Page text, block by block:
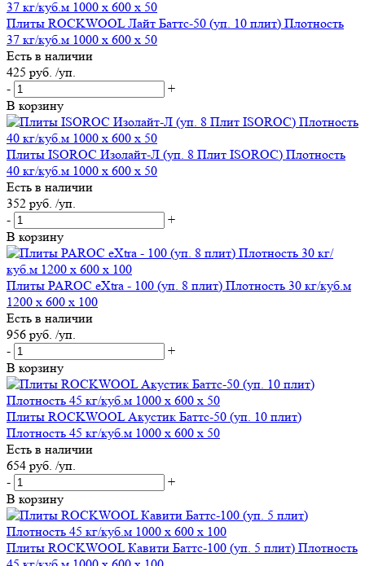
Плиты ROCKWOOL Лайт Баттс-50 (уп. 10 плит) Плотность
37 кг/куб.м 1000 х 600 х 50
Есть в наличии
425 руб. /уп.
-
+
В корзину
Плиты ISOROC Изолайт-Л (уп. 8 Плит ISOROC) Плотность
40 кг/куб.м 1000 х 600 х 50
Есть в наличии
352 руб. /уп.
-
+
В корзину
Плиты PAROC eXtra - 100 (уп. 8 плит) Плотность 30 кг/куб.м
1200 x 600 x 100
Есть в наличии
956 руб. /уп.
-
+
В корзину
Плиты ROCKWOOL Акустик Баттс-50 (уп. 10 плит)
Плотность 45 кг/куб.м 1000 х 600 х 50
Есть в наличии
654 руб. /уп.
-
+
В корзину
Плиты ROCKWOOL Кавити Баттс-100 (уп. 5 плит) Плотность